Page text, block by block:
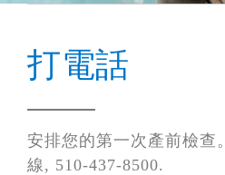
打電話
安排您的第一次產前檢查
線, 510-437-8500.